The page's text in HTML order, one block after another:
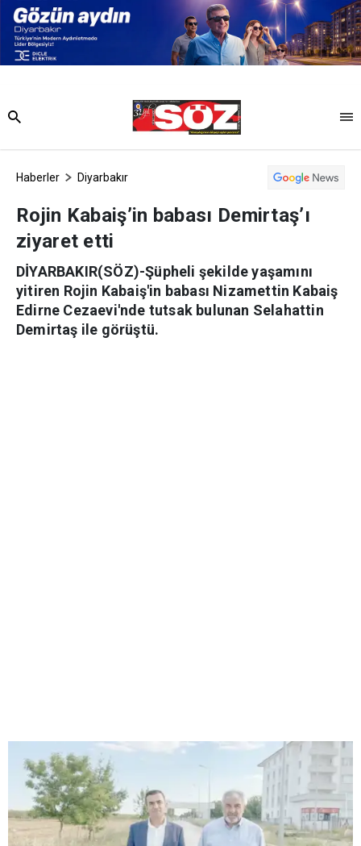
Haberler Diyarbakır
Rojin Kabaiş’in babası Demirtaş’ı
ziyaret etti
DİYARBAKIR(SÖZ)-Şüpheli şekilde yaşamını
yitiren Rojin Kabaiş'in babası Nizamettin Kabaiş
Edirne Cezaevi'nde tutsak bulunan Selahattin
Demirtaş ile görüştü.